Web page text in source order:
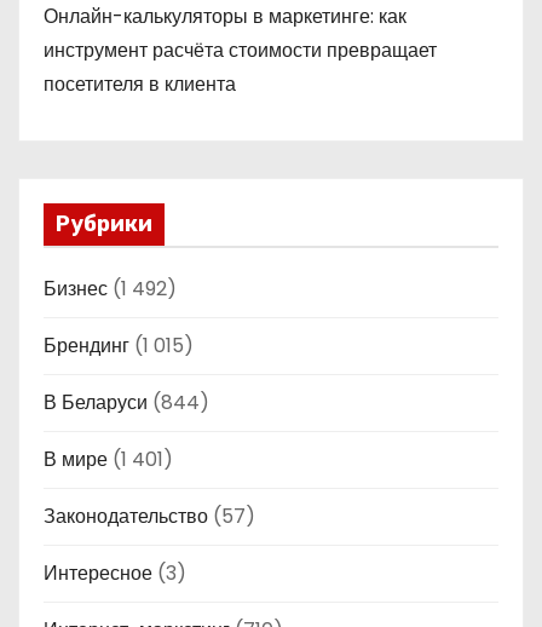
Онлайн-калькуляторы в маркетинге: как
инструмент расчёта стоимости превращает
посетителя в клиента
Рубрики
Бизнес (1 492)
Брендинг (1 015)
В Беларуси (844)
В мире (1 401)
Законодательство (57)
Интересное (3)